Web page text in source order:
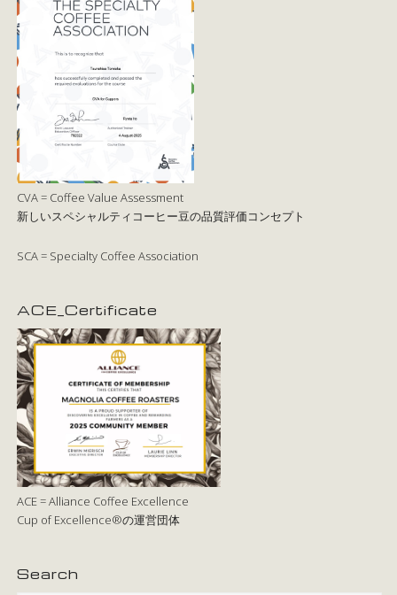
CVA = Coffee Value Assessment
新しいスペシャルティコーヒー豆の品質評価コンセプト
SCA = Specialty Coffee Association
ACE_Certificate
ACE = Alliance Coffee Excellence
Cup of Excellence®の運営団体
Search